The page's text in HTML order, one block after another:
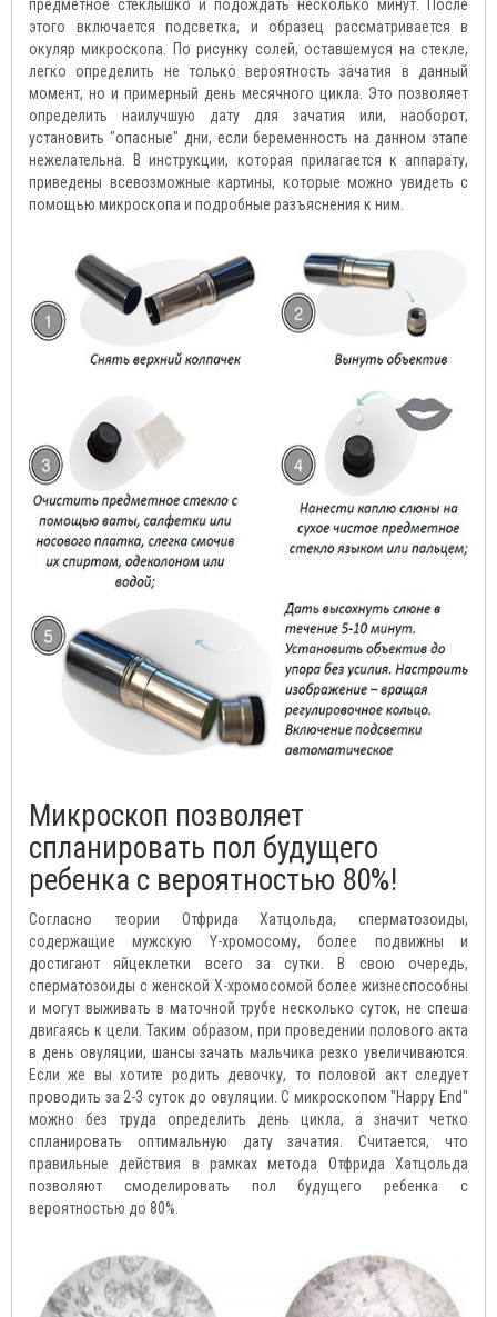
предметное стеклышко и подождать несколько минут. После
этого включается подсветка, и образец рассматривается в
окуляр микроскопа. По рисунку солей, оставшемуся на стекле,
легко определить не только вероятность зачатия в данный
момент, но и примерный день месячного цикла. Это позволяет
определить наилучшую дату для зачатия или, наоборот,
установить "опасные" дни, если беременность на данном этапе
нежелательна. В инструкции, которая прилагается к аппарату,
приведены всевозможные картины, которые можно увидеть с
помощью микроскопа и подробные разъяснения к ним.
Микроскоп позволяет
спланировать пол будущего
ребенка с вероятностью 80%!
Согласно теории Отфрида Хатцольда, сперматозоиды,
содержащие мужскую Y-хромосому, более подвижны и
достигают яйцеклетки всего за сутки. В свою очередь,
сперматозоиды с женской Х-хромосомой более жизнеспособны
и могут выживать в маточной трубе несколько суток, не спеша
двигаясь к цели. Таким образом, при проведении полового акта
в день овуляции, шансы зачать мальчика резко увеличиваются.
Если же вы хотите родить девочку, то половой акт следует
проводить за 2-3 суток до овуляции. С микроскопом "Happy End"
можно без труда определить день цикла, а значит четко
спланировать оптимальную дату зачатия. Считается, что
правильные действия в рамках метода Отфрида Хатцольда
позволяют смоделировать пол будущего ребенка с
вероятностью до 80%.